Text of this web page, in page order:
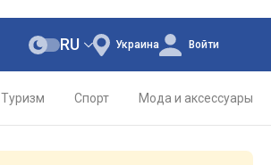
Украина
RU Войти
Туризм Спорт Мода и аксессуары